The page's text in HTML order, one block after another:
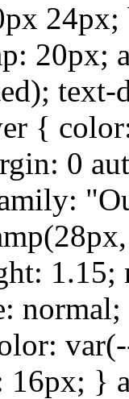
20px;
text-
{
0
16px;